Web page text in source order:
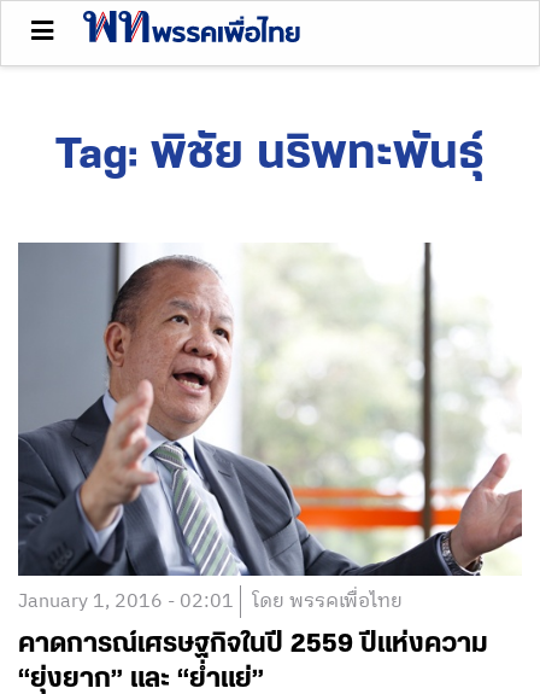
Tag: พิชัย นริพทะพันธุ์
January 1, 2016 - 02:01 โดย พรรคเพื่อไทย
คาดการณ์เศรษฐกิจในปี 2559 ปีแห่งความ
“ยุ่งยาก” และ “ย่ำแย่”